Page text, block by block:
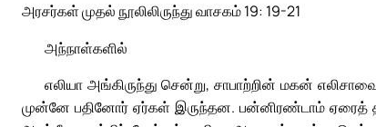
அரசர்கள் முதல் நூலிலிருந்து வாசகம் 19: 19-21
அந்நாள்களில்
எலியா அங்கிருந்து சென்று, சாபாற்றின் மகன்
முன்னே பதினோர் ஏர்கள் இருந்தன. பன்னிரண்டாம் ஏரைத்